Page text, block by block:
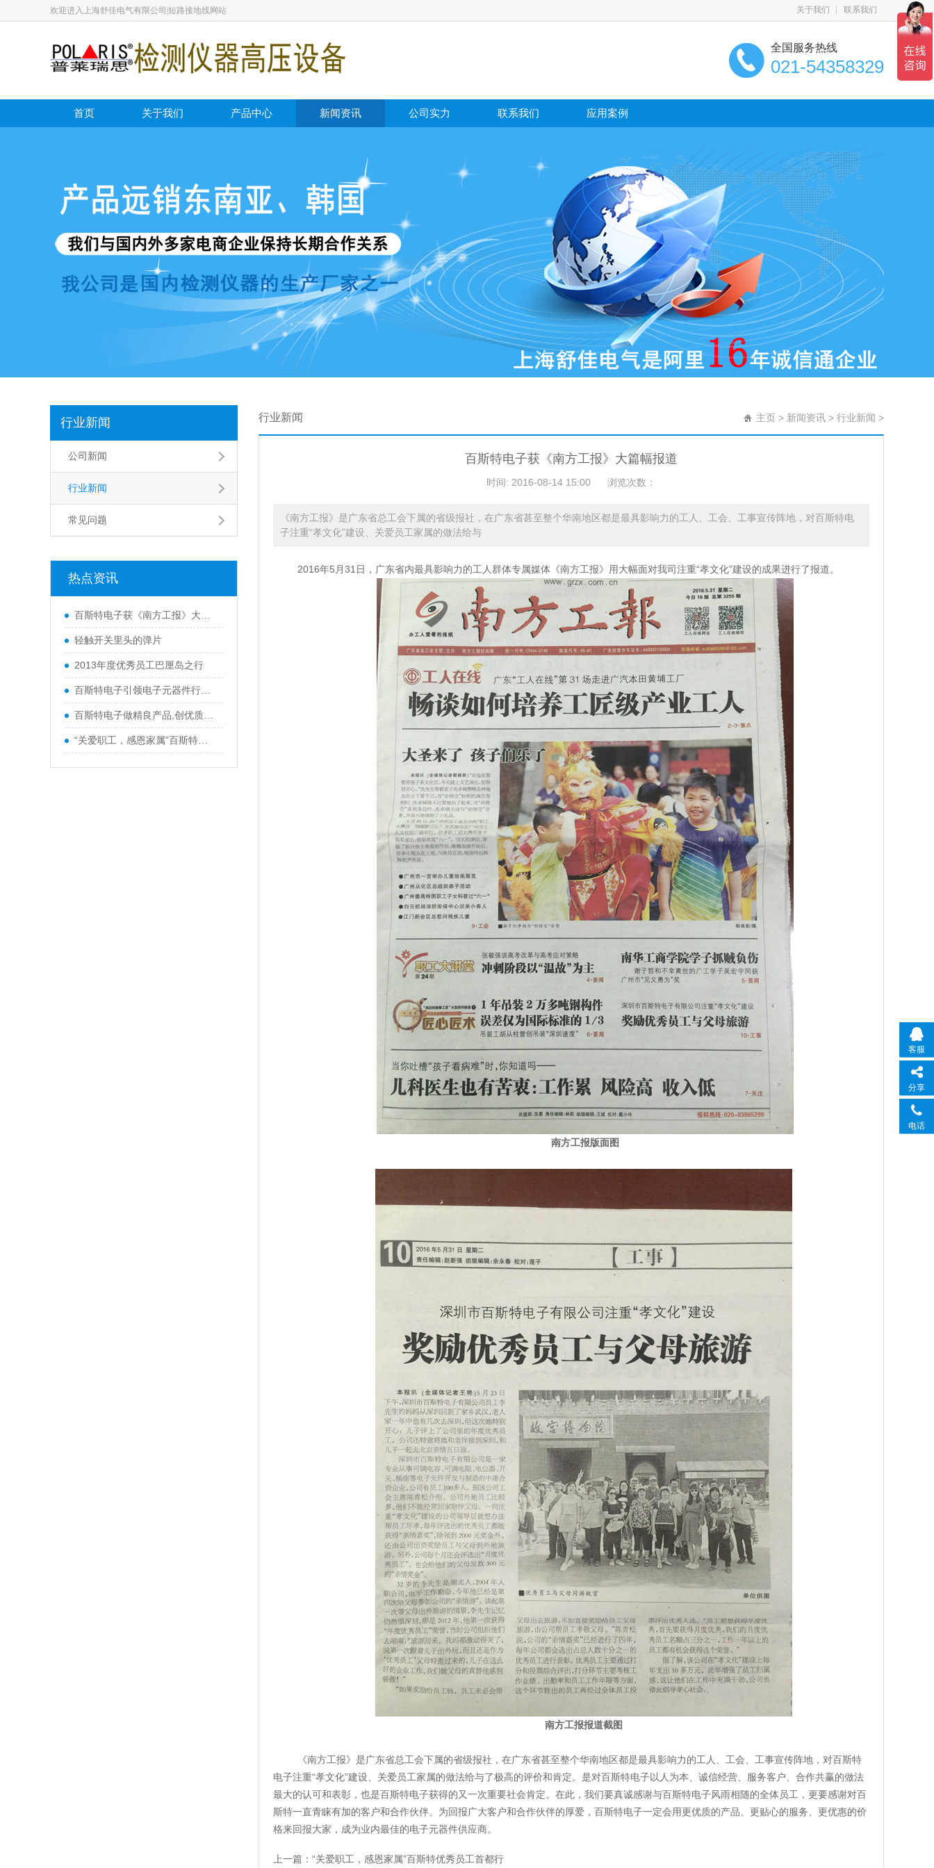
欢迎进入上海舒佳电气有限公司|短路接地线网站 关于我们 联系我们
全国服务热线
021-54358329
首页 关于我们 产品中心 新闻资讯 公司实力 联系我们 应用案例
行业新闻
公司新闻
行业新闻
常见问题
热点资讯
百斯特电子获《南方工报》大篇幅报
轻触开关里头的弹片
2013年度优秀员工巴厘岛之行
百斯特电子引领电子元器件行业,产品
百斯特电子做精良产品,创优质品牌
“关爱职工，感恩家属”百斯特优秀
行业新闻 主页 > 新闻资讯 > 行业新闻 >
百斯特电子获《南方工报》大篇幅报道
时间: 2016-08-14 15:00 浏览次数：
《南方工报》是广东省总工会下属的省级报社，在广东省甚至整个华南地区都是最具影响力的工人、工会、工事宣传阵地，对百斯特电
子注重“孝文化”建设、关爱员工家属的做法给与
2016年5 月31 日，广东省内最具影响力的工人群体专属媒体《南方工报》用大幅面对我司注重“孝文化”建设的成果进行了报道。
南方工报版面图
南方工报报道截图
《南方工报》是广东省总工会下属的省级报社，在广东省甚至整个华南地区都是最具影响力的工人、工会、工事宣传阵地，对百斯特
电子注重“孝文化”建设、关爱员工家属的做法给与了极高的评价和肯定。是对百斯特电子以人为本、诚信经营、服务客户、合作共赢的做法
最大的认可和表彰，也是百斯特电子获得的又一次重要社会肯定。在此，我们要真诚感谢与百斯特电子风雨相随的全体员工，更要感谢对百
斯特一直青睐有加的客户和合作伙伴。为回报广大客户和合作伙伴的厚爱，百斯特电子一定会用更优质的产品、更贴心的服务、更优惠的价
格来回报大家，成为业内最佳的电子元器件供应商。
上一篇： “关爱职工，感恩家属”百斯特优秀员工首都行
客服
分享
电话